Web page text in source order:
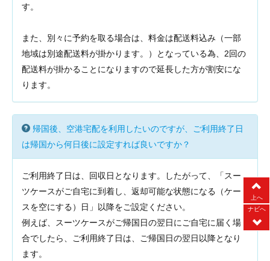
す。
また、別々に予約を取る場合は、料金は配送料込み（一部
地域は別途配送料が掛かります。）となっている為、2回の
配送料が掛かることになりますので延長した方が割安にな
ります。
帰国後、空港宅配を利用したいのですが、ご利用終了日
は帰国から何日後に設定すれば良いですか？
ご利用終了日は、回収日となります。したがって、「スー
ツケースがご自宅に到着し、返却可能な状態になる（ケー
スを空にする）日」以降をご設定ください。
例えば、スーツケースがご帰国日の翌日にご自宅に届く場
合でしたら、ご利用終了日は、ご帰国日の翌日以降となり
ます。
上へ
ナビへ